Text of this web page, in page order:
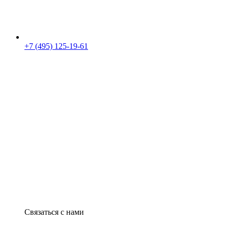
+7 (495) 125-19-61
Связаться с нами